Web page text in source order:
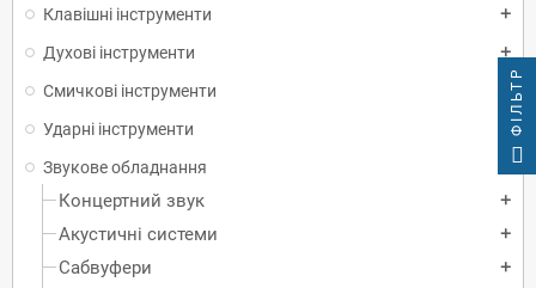
Клавішні інструменти add
Духові інструменти add
Смичкові інструменти add
Ударні інструменти add
Звукове обладнання add
Концертний звук add
Акустичні системи add
Сабвуфери add
ФІЛЬТР